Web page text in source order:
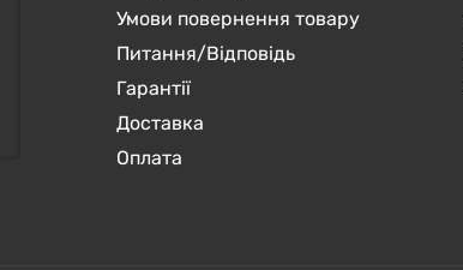
Умови повернення товару
Питання/Відповідь
Гарантії
Доставка
Оплата